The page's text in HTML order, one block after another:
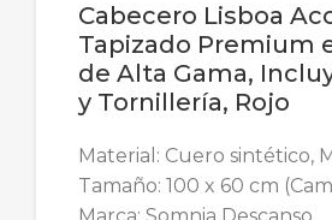
Cabecero Lisboa
Tapizado Premium
de Alta Gama,
y Tornillería, Rojo
Material: Cuero sintético,
Tamaño: 100 x 60 cm